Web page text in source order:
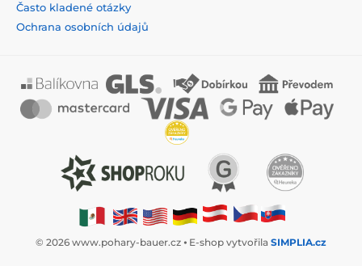
Často kladené otázky
Ochrana osobních údajů
© 2026 www.pohary-bauer.cz ⦁ E-shop vytvořila SIMPLIA.cz